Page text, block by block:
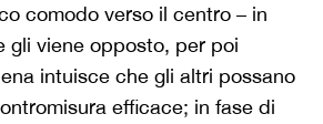
comodo verso il centro – in
gli viene opposto, per poi
intuisce che gli altri possano
efficace; in fase di